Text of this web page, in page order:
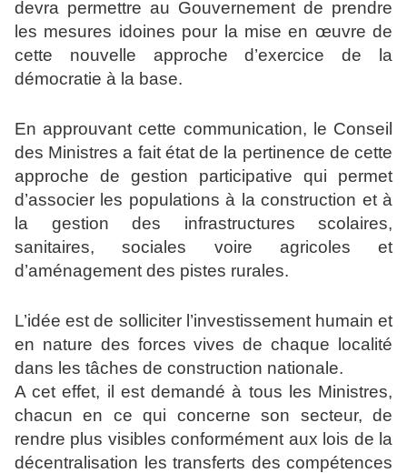
devra permettre au Gouvernement de prendre
les mesures idoines pour la mise en œuvre de
cette nouvelle approche d’exercice de la
démocratie à la base.
En approuvant cette communication, le Conseil
des Ministres a fait état de la pertinence de cette
approche de gestion participative qui permet
d’associer les populations à la construction et à
la gestion des infrastructures scolaires,
sanitaires, sociales voire agricoles et
d’aménagement des pistes rurales.
L’idée est de solliciter l’investissement humain et
en nature des forces vives de chaque localité
dans les tâches de construction nationale.
A cet effet, il est demandé à tous les Ministres,
chacun en ce qui concerne son secteur, de
rendre plus visibles conformément aux lois de la
décentralisation les transferts des compétences